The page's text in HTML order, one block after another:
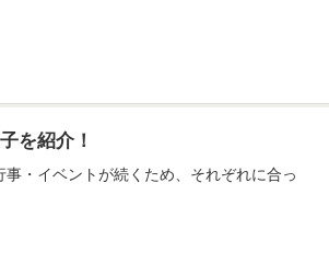
を紹介！
・イベントが続くため、それぞれに合っ